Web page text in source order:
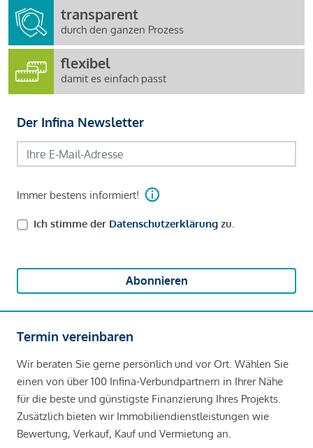
transparent
durch den ganzen Prozess
flexibel
damit es einfach passt
Der Infina Newsletter
Immer bestens informiert!
Ich stimme der Datenschutzerklärung zu.
Abonnieren
Termin vereinbaren
Wir beraten Sie gerne persönlich und vor Ort. Wählen Sie
einen von über 100 Infina-Verbundpartnern in Ihrer Nähe
für die beste und günstigste Finanzierung Ihres Projekts.
Zusätzlich bieten wir Immobiliendienstleistungen wie
Bewertung, Verkauf, Kauf und Vermietung an.